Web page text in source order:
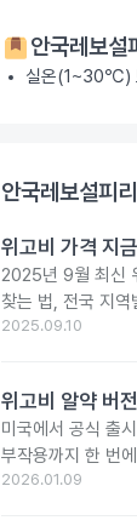
안국레보
실온(1~30℃)
안국레보설피
위고비 가격 지
2025년 9월 최신
찾는 법, 전국 지
2025.09.10
위고비 알약 버
미국에서 공식 출
부작용까지 한 번
2026.01.09